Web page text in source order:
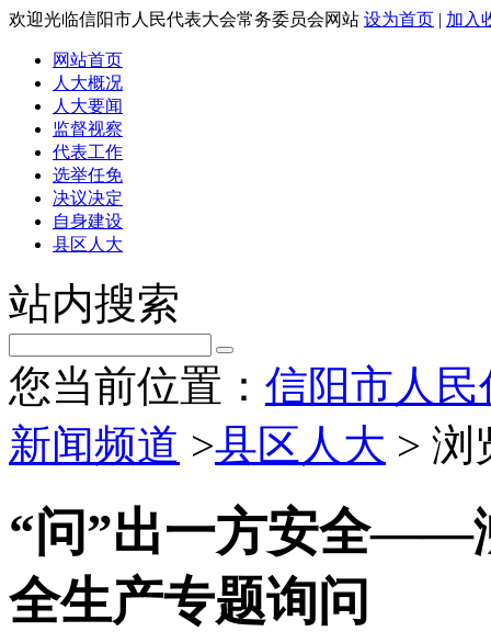
欢迎光临信阳市人民代表大会常务委员会网站 设为首页 | 加入
网站首页
人大概况
人大要闻
监督视察
代表工作
选举任免
决议决定
自身建设
县区人大
站内搜索
您当前位置： 信阳市人
新闻频道 >县区人大 > 浏
“问”出一方安全——
全生产专题询问